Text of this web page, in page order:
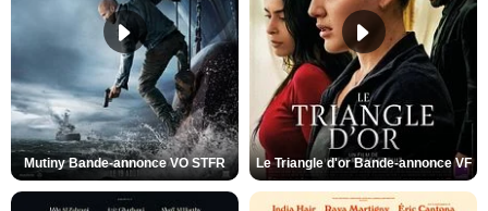
Mutiny Bande-annonce VO STFR Le Triangle d'or Bande-annonce VF